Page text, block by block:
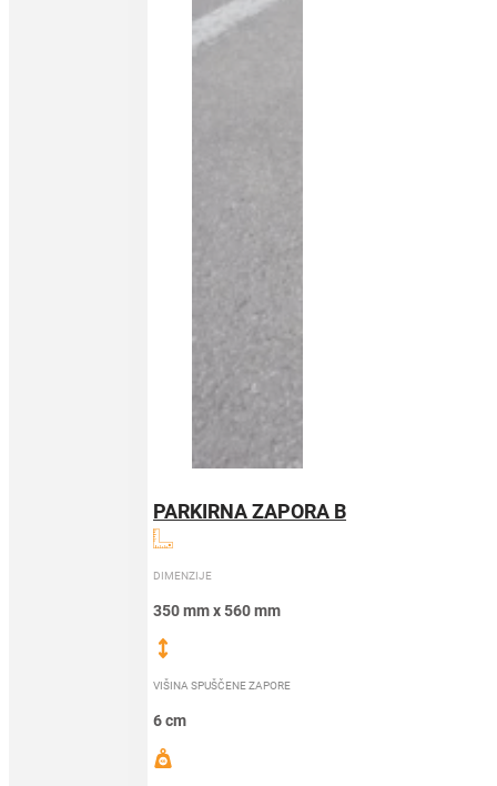
PARKIRNA ZAPORA B
DIMENZIJE
350 mm x 560 mm
VIŠINA SPUŠČENE ZAPORE
6 cm